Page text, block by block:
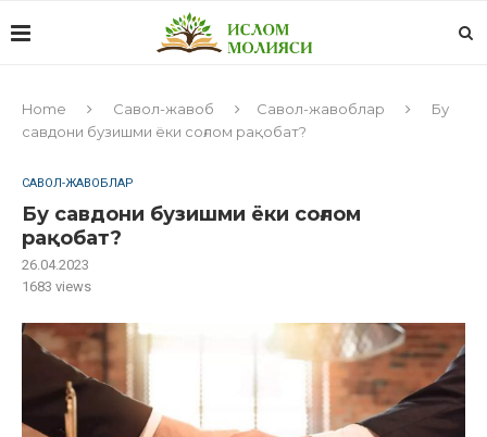
Home Савол-жавоб Савол-жавоблар
Бу
савдони бузишми ёки соғлом рақобат?
САВОЛ-ЖАВОБЛАР
Бу савдони бузишми ёки соғлом
рақобат?
26.04.2023
1683 views